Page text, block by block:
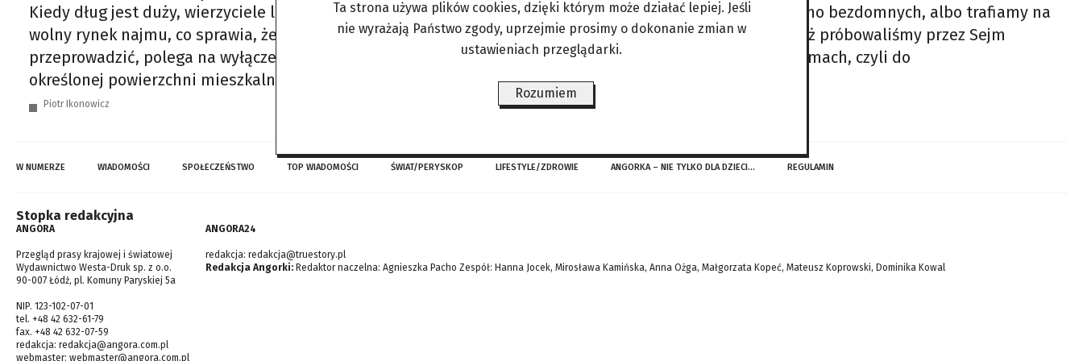
Kiedy dług jest duży, wierzyciele licytują nasz jedyny dach nad głową. Wtedy zwykle albo powiększamy grono bezdomnych, albo trafiamy na
wolny rynek najmu, co sprawia, że resztę życia spędzimy w niedostatku. Konieczna zmiana prawa, którą już próbowaliśmy przez Sejm
przeprowadzić, polega na wyłączeniu spod licytacji jedynego dachu nad głową. Oczywiście w rozsądnych ramach, czyli do
określonej powierzchni mieszkalnej czy wartości. Wille
Piotr Ikonowicz
W NUMERZE WIADOMOŚCI SPOŁECZEŃSTWO TOP WIADOMOŚCI ŚWIAT/PERYSKOP LIFESTYLE/ZDROWIE ANGORKA – NIE TYLKO DLA DZIECI… REGULAMIN
Stopka redakcyjna
ANGORA
Przegląd prasy krajowej i światowej
Wydawnictwo Westa-Druk sp. z o.o.
90-007 Łódź, pl. Komuny Paryskiej 5a
NIP. 123-102-07-01
tel. +48 42 632-61-79
fax. +48 42 632-07-59
redakcja: redakcja@angora.com.pl
webmaster: webmaster@angora.com.pl
ANGORA24
redakcja: redakcja@truestory.pl
Redakcja Angorki: Redaktor naczelna: Agnieszka Pacho Zespół: Hanna Jocek, Mirosława Kamińska, Anna Ożga, Małgorzata Kopeć, Mateusz Koprowski, Dominika Kowal
Ta strona używa plików cookies, dzięki którym może działać lepiej. Jeśli
nie wyrażają Państwo zgody, uprzejmie prosimy o dokonanie zmian w
ustawieniach przeglądarki.
Rozumiem